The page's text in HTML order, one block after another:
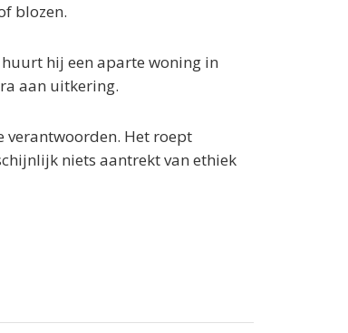
blozen.
hij een aparte woning in
aan uitkering.
verantwoorden. Het roept
niets aantrekt van ethiek